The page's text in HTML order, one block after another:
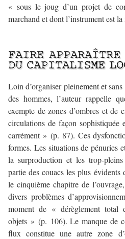
« sous le joug d’un projet de
marchand et dont l’instrument est
FAIRE APPARAÎTRE
DU CAPITALISME
Loin d’organiser pleinement et
des hommes, l’auteur rappelle
exempte de zones d’ombres et
circulations de façon sophistiquée
carrément » (p. 87). Ces
formes. Les situations de pénuries
la surproduction et les trop-
partie des couacs les plus
le cinquième chapitre de
divers problèmes
moment de « dérèglement
objets » (p. 106). Le manque de
flux constitue une autre zone